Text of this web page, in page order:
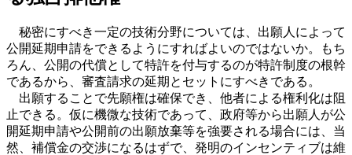
秘密にすべき一定の技術分野については、出願人によって
公開延期申請をできるようにすればよいのではないか。もち
ろん、公開の代償として特許を付与するのが特許制度の根幹
であるから、審査請求の延期とセットにすべきである。
出願することで先願権は確保でき、他者による権利化は阻
止できる。仮に機微な技術であって、政府等から出願人が公
開延期申請や公開前の出願放棄等を強要される場合には、当
然、補償金の交渉になるはずで、発明のインセンティブは維